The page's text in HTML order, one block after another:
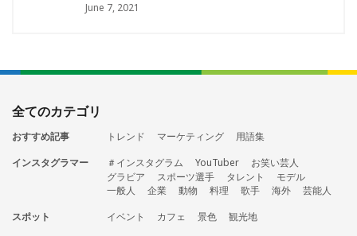
June 7, 2021
全てのカテゴリ
おすすめ記事 トレンド マーケティング
用語集
インスタグラマー
＃インスタグラム YouTuber
お笑い芸人
グラビア
スポーツ選手 タレント
モデル
一般人
企業 動物 料理 歌手 海外
芸能人
スポット
イベント カフェ 景色
観光地